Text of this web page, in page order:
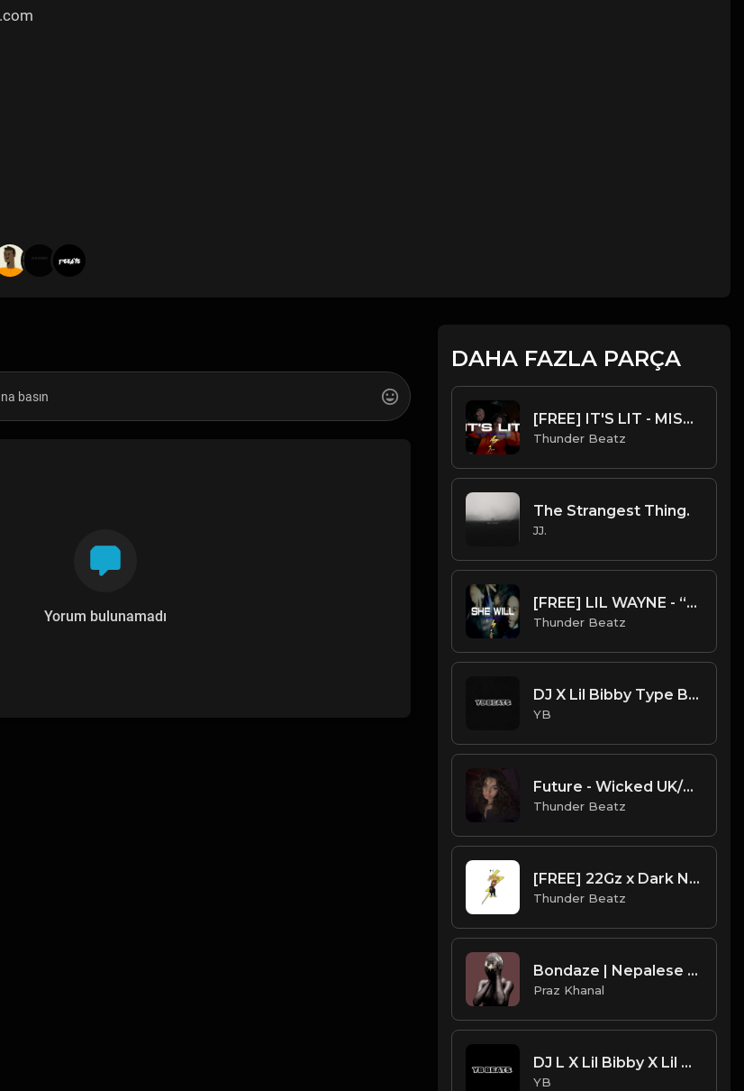
Yorum bulunamadı
DAHA FAZLA PARÇA
[FREE] IT'S LIT - MISSY ELLIOTT “GET UR FREAK ON” SAMPLE UK DRILL TYPE BEAT
Thunder Beatz
The Strangest Thing.
JJ.
[FREE] LIL WAYNE - “SHE WILL” SAMPLE UK DRILL TYPE BEAT 2023
Thunder Beatz
DJ X Lil Bibby Type Beat - Ready (Prod. By YB)
YB
Future - Wicked UK/NY Drill Type Beat
Thunder Beatz
[FREE] 22Gz x Dark NY Piano Drill Type Beat - "Tussle"
Thunder Beatz
Bondaze | Nepalese Drill Type Beat [Copyright Free Music]
Praz Khanal
DJ L X Lil Bibby X Lil Durk Type Beat - Afternoon (Prod. By YB)
YB